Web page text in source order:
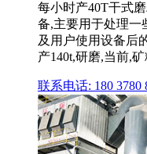
每小时产40T干式
备,主要用于处理一
及用户使用设备后
产140t,研磨,当前,
联系电话: 180 3780